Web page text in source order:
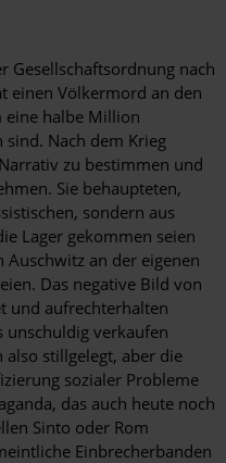
Gesellschaftsordnung nach
einen Völkermord an den
eine halbe Million
Nach dem Krieg
zu bestimmen und
Sie behaupteten,
sondern aus
Lager gekommen seien
Auschwitz an der eigenen
Das negative Bild von
und aufrecht­erhalten
unschuldig verkaufen
stillgelegt, aber die
sozialer Probleme
das auch heute noch
Sinto oder Rom
Einbrecherbanden